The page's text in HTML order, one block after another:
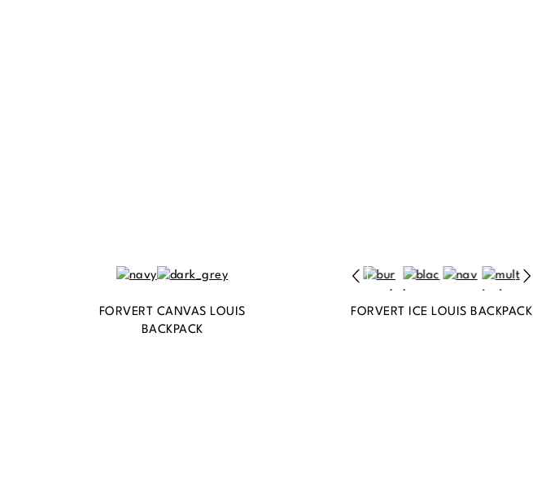
FORVERT CANVAS LOUIS
BACKPACK
FORVERT ICE LOUIS BACKPACK